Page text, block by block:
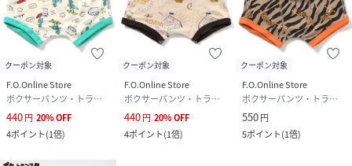
クーポン対象
F.O.Online Store
ボクサーパンツ・トランクス
440円 20%OFF
4ポイント(1倍)
クーポン対象
F.O.Online Store
ボクサーパンツ・トランクス
440円 20%OFF
4ポイント(1倍)
クーポン対象
F.O.Online Store
ボクサーパンツ・トランクス
550円
5ポイント(1倍)